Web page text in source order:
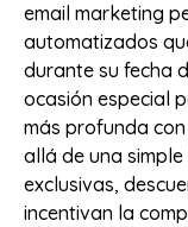
email marketing
automatizados
durante su fecha
ocasión especial
más profunda
allá de una
exclusivas,
incentivan la